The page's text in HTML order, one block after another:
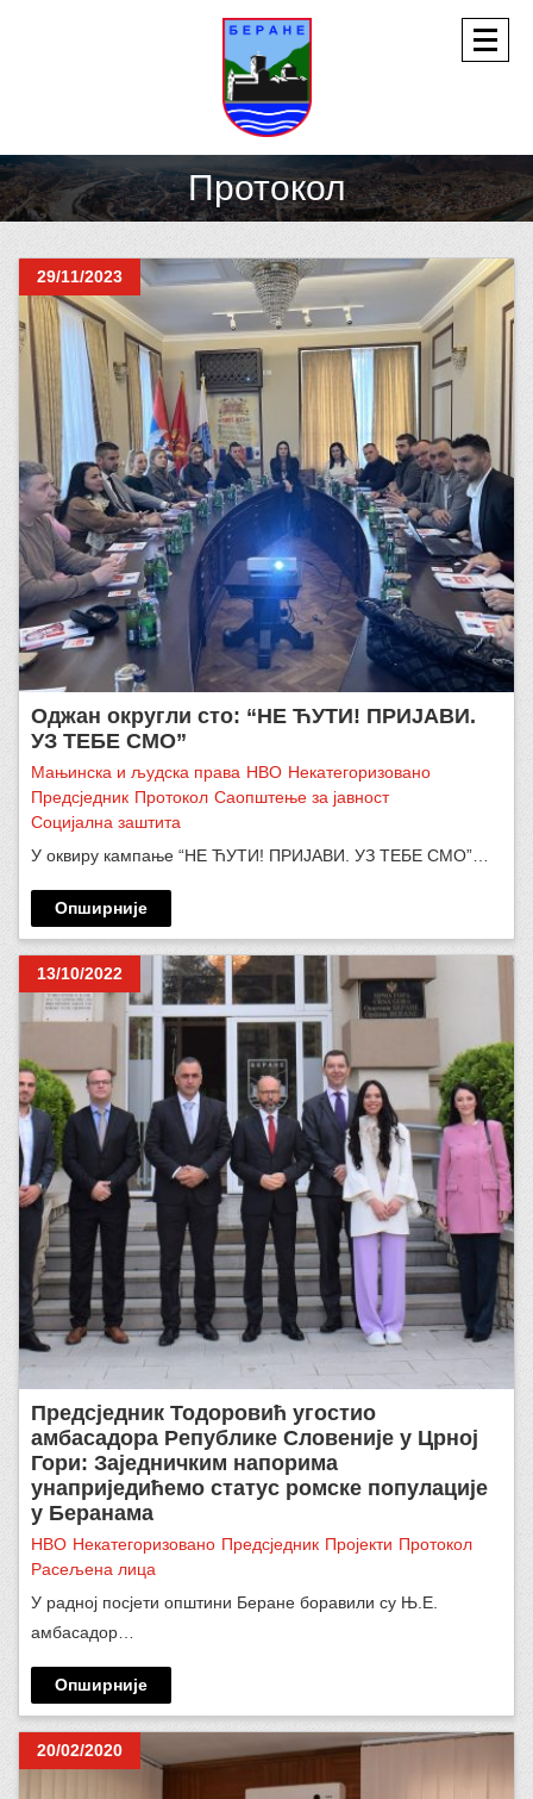
Протокол
29/11/2023
Оджан округли сто: “НЕ ЋУТИ! ПРИЈАВИ.
УЗ ТЕБЕ СМО”
Мањинска и људска права НВО Некатегоризовано
Предсједник Протокол Саопштење за јавност
Социјална заштита
У оквиру кампање “НЕ ЋУТИ! ПРИЈАВИ. УЗ ТЕБЕ СМО”…
Опширније
13/10/2022
Предсједник Тодоровић угостио
амбасадора Републике Словеније у Црној
Гори: Заједничким напорима
унаприједићемо статус ромске популације
у Беранама
НВО Некатегоризовано Предсједник Пројекти Протокол
Расељена лица
У радној посјети општини Беране боравили су Њ.Е.
амбасадор…
Опширније
20/02/2020